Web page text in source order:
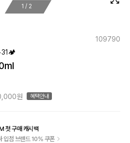
1 / 2
109790
원 혜택안내
첫 구매 캐시백
입점 브랜드 10% 쿠폰